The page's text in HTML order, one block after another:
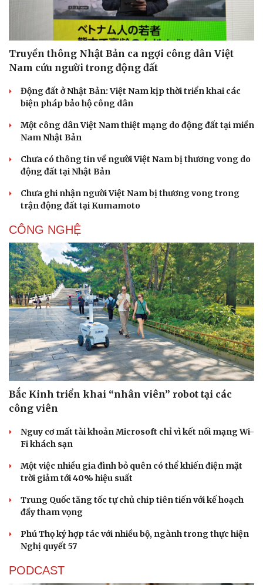
Làm đẹp - giảm cân
Phòng mạch online
Ăn sạch sống khỏe
Truyền thông Nhật Bản ca ngợi công dân Việt
Nam cứu người trong động đất
Động đất ở Nhật Bản: Việt Nam kịp thời triển khai các
biện pháp bảo hộ công dân
Một công dân Việt Nam thiệt mạng do động đất tại miền
Nam Nhật Bản
Chưa có thông tin về người Việt Nam bị thương vong do
động đất tại Nhật Bản
Chưa ghi nhận người Việt Nam bị thương vong trong
trận động đất tại Kumamoto
CÔNG NGHỆ
Bắc Kinh triển khai “nhân viên” robot tại các
công viên
Nguy cơ mất tài khoản Microsoft chỉ vì kết nối mạng Wi-
Fi khách sạn
Một việc nhiều gia đình bỏ quên có thể khiến điện mặt
trời giảm tới 40% hiệu suất
Trung Quốc tăng tốc tự chủ chip tiên tiến với kế hoạch
đầy tham vọng
Phú Thọ ký hợp tác với nhiều bộ, ngành trong thực hiện
Nghị quyết 57
PODCAST